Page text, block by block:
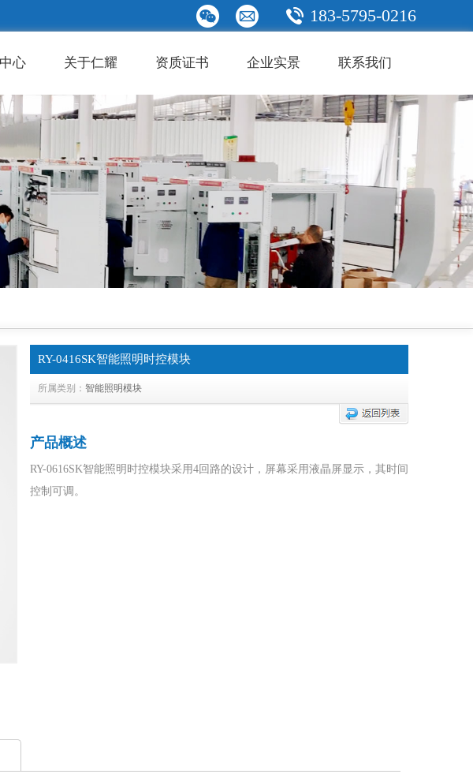
183-5795-0216
心 关于仁耀 资质证书 企业实景 联系我们
RY-0416SK智能照明时控模块
所属类别： 智能照明模块
产品概述
RY-0616SK智能照明时控模块采用4回路的设计，屏幕采用液晶屏显示，其时间
控制可调。